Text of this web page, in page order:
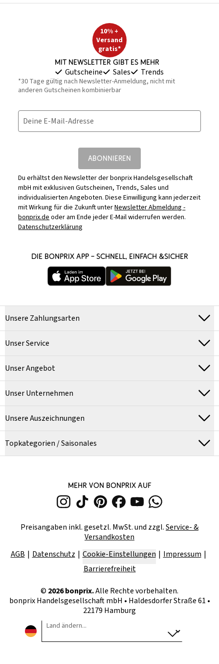
10% +
Versand
gratis*
Mit Newsletter gibt es mehr
Gutscheine Sales Trends
*30 Tage gültig nach Newsletter-Anmeldung, nicht mit
anderen Gutscheinen kombinierbar
Deine E-Mail-Adresse
ABONNIEREN
Du erhältst den Newsletter der bonprix Handelsgesellschaft
mbH mit exklusiven Gutscheinen, Trends, Sales und
individualisierten Angeboten. Diese Einwilligung kann jederzeit
mit Wirkung für die Zukunft unterNewsletter Abmeldung -
bonprix.deoder am Ende jeder E-Mail widerrufen werden.
Datenschutzerklärung
DIE BONPRIX APP – SCHNELL, EINFACH &SICHER
Unsere Zahlungsarten
Unser Service
Unser Angebot
Unser Unternehmen
Unsere Auszeichnungen
Topkategorien / Saisonales
MEHR VON BONPRIX AUF
Preisangaben inkl. gesetzl. MwSt. und zzgl.Service- &
Versandkosten
AGB
Datenschutz Cookie-Einstellungen
Impressum
Barrierefreiheit
© 2026bonprix.Alle Rechte vorbehalten.
bonprix Handelsgesellschaft mbH • Haldesdorfer Straße 61 •
22179 Hamburg
Land ändern...